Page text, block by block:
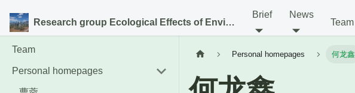
Research group Ecological Effects of Environmental Change
Brief News
Team
Team
Personal homepages
Personal homepages 何龙鑫